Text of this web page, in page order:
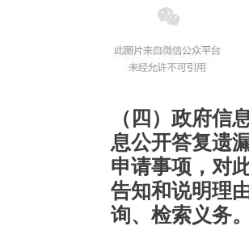
（四）政府
息公开答复遗
申请事项，对
告知和说明理
询、检索义务